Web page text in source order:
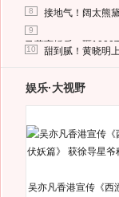
8 接地气！阔太熊
9
马蓉离婚后，砸1000
10 甜到腻！黄晓明
娱乐·大视野
吴亦凡香港宣传《西